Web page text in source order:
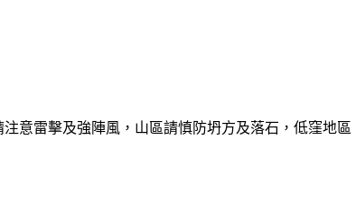
意雷擊及強陣風，山區請慎防坍方及落石，低窪地區